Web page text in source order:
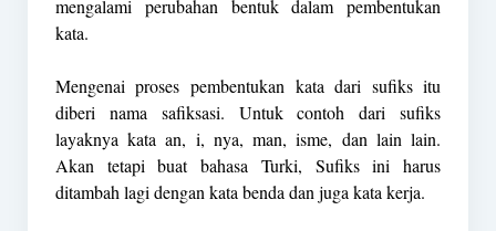
mengalami perubahan bentuk dalam pembentukan
kata.
Mengenai proses pembentukan kata dari sufiks itu
diberi nama safiksasi. Untuk contoh dari sufiks
layaknya kata an, i, nya, man, isme, dan lain lain.
Akan tetapi buat bahasa Turki, Sufiks ini harus
ditambah lagi dengan kata benda dan juga kata kerja.